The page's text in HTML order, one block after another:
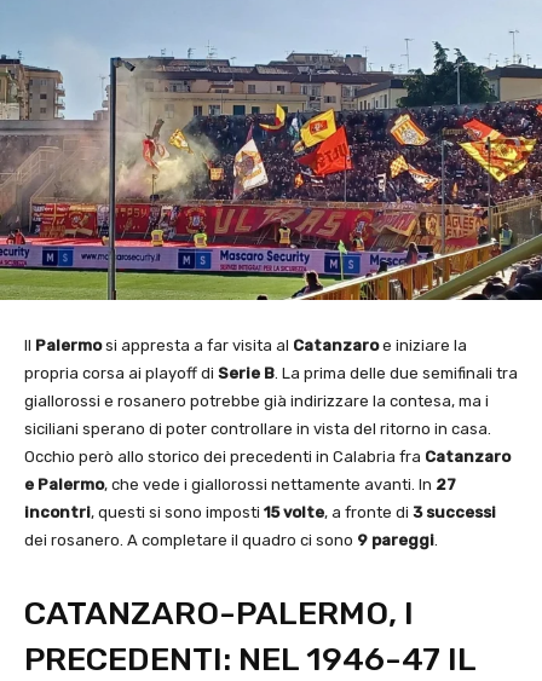
Il Palermosi appresta a far visita al Catanzaroe iniziare la
propria corsa ai playoff di Serie B. La prima delle due semifinali tra
giallorossi e rosanero potrebbe già indirizzare la contesa, ma i
siciliani sperano di poter controllare in vista del ritorno in casa.
Occhio però allo storico dei precedenti in Calabria fra Catanzaro
e Palermo, che vede i giallorossi nettamente avanti. In 27
incontri, questi si sono imposti 15 volte, a fronte di 3 successi
dei rosanero. A completare il quadro ci sono 9 pareggi.
CATANZARO-PALERMO, I
PRECEDENTI: NEL 1946-47 IL